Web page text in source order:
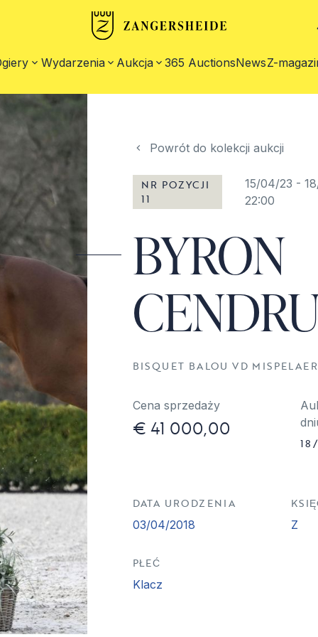
Wydarzenia Aukcja 365 AuctionsNewsZ-
Powrót do kolekcji aukcji
NR POZYCJI
11
15/04/23 -
22:00
BYRON
BISQUET BALOU VD
Cena sprzedaży
€ 41 000,00
DATA URODZENIA
03/04/2018 Z
PŁEĆ
Klacz